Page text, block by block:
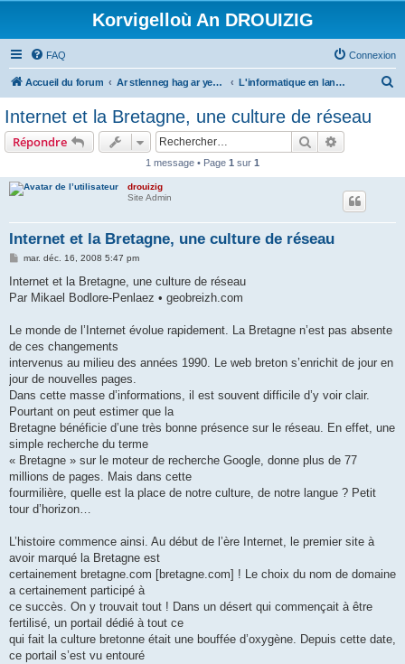
Korvigelloù An DROUIZIG
FAQ Connexion
Accueil du forum Ar stlenneg hag ar yezhoù bihan er bed a-bezh L'informatique en langues régionales et minoritaires
Internet et la Bretagne, une culture de réseau
Répondre Rechercher
1 message • Page 1 sur 1
drouizig
Site Admin
Internet et la Bretagne, une culture de réseau
M
s
a
mar. déc. 16, 2008 5:47 pm
Internet et la Bretagne, une culture de réseau
Par Mikael Bodlore-Penlaez • geobreizh.com
Le monde de l’Internet évolue rapidement. La Bretagne n’est pas absente
de ces changements
intervenus au milieu des années 1990. Le web breton s’enrichit de jour en
jour de nouvelles pages.
Dans cette masse d’informations, il est souvent difficile d’y voir clair.
Pourtant on peut estimer que la
Bretagne bénéficie d’une très bonne présence sur le réseau. En effet, une
simple recherche du terme
« Bretagne » sur le moteur de recherche Google, donne plus de 77
millions de pages. Mais dans cette
fourmilière, quelle est la place de notre culture, de notre langue ? Petit
tour d’horizon…
L’histoire commence ainsi. Au début de l’ère Internet, le premier site à
avoir marqué la Bretagne est
certainement bretagne.com [bretagne.com] ! Le choix du nom de domaine
a certainement participé à
ce succès. On y trouvait tout ! Dans un désert qui commençait à être
fertilisé, un portail dédié à tout ce
qui fait la culture bretonne était une bouffée d’oxygène. Depuis cette date,
ce portail s’est vu entouré